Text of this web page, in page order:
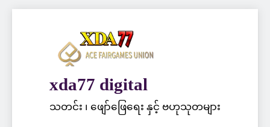
xda77 digital
သတင်း ၊ ဖျော်ဖြေရေး နှင့် ဗဟုသုတများ